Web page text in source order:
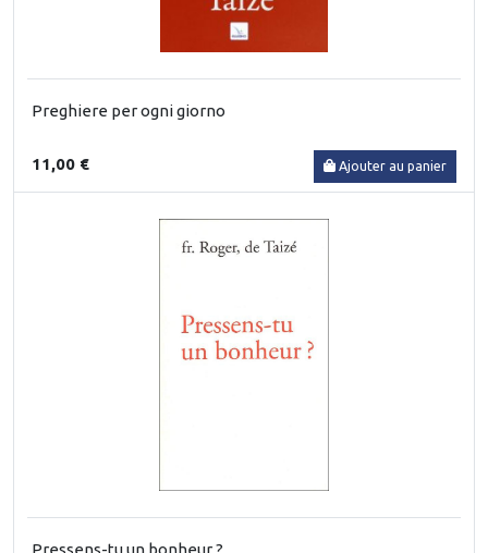
Preghiere per ogni giorno
11,00 € Ajouter au panier
Pressens-tu un bonheur ?